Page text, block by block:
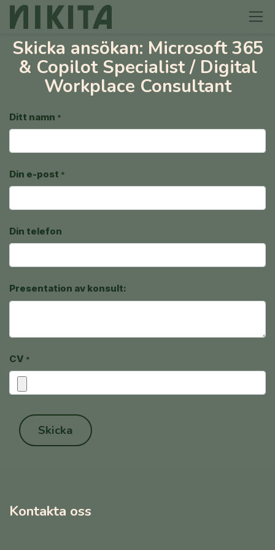
Skicka ansökan: Microsoft 365
& Copilot Specialist / Digital
Workplace Consultant
Ditt namn *
Din e-post *
Din telefon
Presentation av konsult:
CV *
Skicka
Kontakta oss